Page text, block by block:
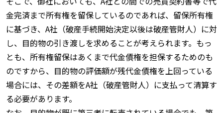
金完済まで所有権を留保しているのであれば、留保所有権
に基づき、A社（破産手続開始決定以後は破産管財人）に対
し、目的物の引き渡しを求めることが考えられます。もっ
とも、所有権留保はあくまで代金債権を担保するためのも
のですから、目的物の評価額が残代金債権を上回っている
場合には、その差額をA社（破産管財人）に支払って清算す
る必要があります。